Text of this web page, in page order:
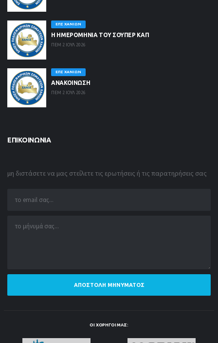
ΕΠΣ ΧΑΝΊΩΝ
Η ΗΜΕΡΟΜΗΝΙΑ ΤΟΥ ΣΟΥΠΕΡ ΚΑΠ
ΠΕΜ 2 ΙΟΥΛ 2026
ΕΠΣ ΧΑΝΊΩΝ
ΑΝΑΚΟΙΝΩΣΗ
ΠΕΜ 2 ΙΟΥΛ 2026
ΕΠΙΚΟΙΝΩΝΊΑ
μη διστάσετε να μας στείλετε τις ερωτήσεις ή τις παρατηρήσεις σας
ΑΠΟΣΤΟΛΉ ΜΗΝΎΜΑΤΟΣ
ΟΙ ΧΟΡΗΓΟΊ ΜΑΣ: